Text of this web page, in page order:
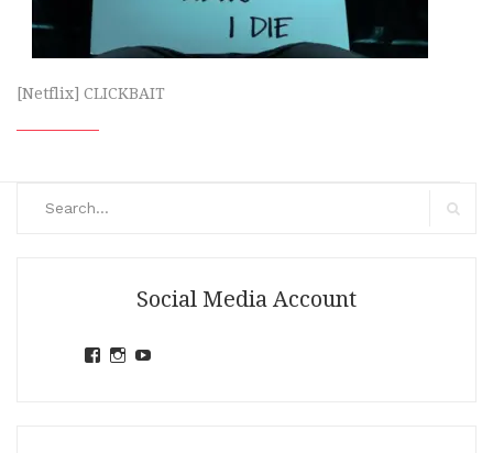
[Netflix] CLICKBAIT
Social Media Account
ViewView